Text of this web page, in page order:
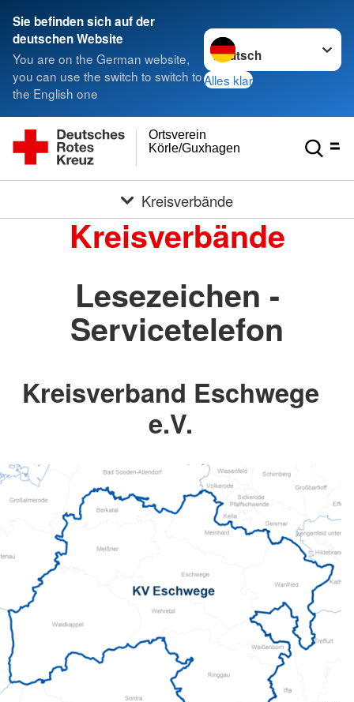
Sie befinden sich auf der
deutschen Website
You are on the German website,
you can use the switch to switch to
the English one
Sprache wechseln zu
Alles klar
Körle/Guxhagen
Ortsverein
Kreisverbände
Kreisverbände
Lesezeichen -
Servicetelefon
Kreisverband Eschwege
e.V.